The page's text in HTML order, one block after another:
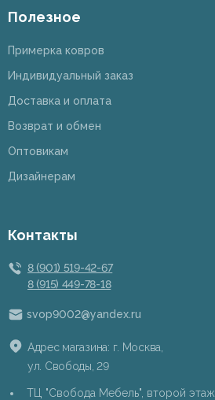
Полезное
Примерка ковров
Индивидуальный заказ
Доставка и оплата
Возврат и обмен
Оптовикам
Дизайнерам
Контакты
8 (901) 519-42-67
8 (915) 449-78-18
svop9002@yandex.ru
Адрес магазина: г. Москва,
ул. Свободы, 29
ТЦ "Свобода Мебель", второй этаж,